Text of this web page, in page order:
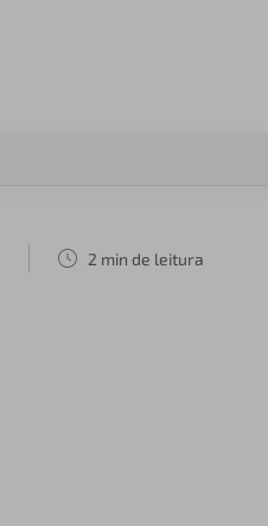
2 min de leitura